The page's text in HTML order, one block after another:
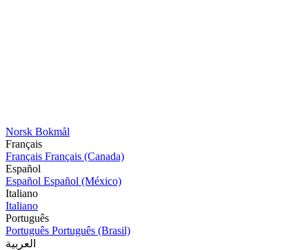
Norsk Bokmål
Français
Français Français (Canada)
Español
Español Español (México)
Italiano
Italiano
Português
Português Português (Brasil)
العربية